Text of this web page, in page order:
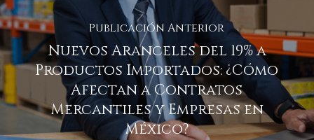
Publicación Anterior
Nuevos Aranceles del 19% a
Productos Importados: ¿Cómo
Afectan a Contratos
Mercantiles y Empresas en
México?